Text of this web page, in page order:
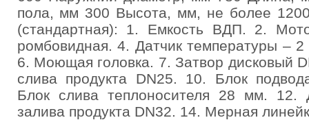
пола, мм 300 Высота, мм, не более
(стандартная): 1. Емкость ВДП. 2.
ромбовидная. 4. Датчик температуры –
6. Моющая головка. 7. Затвор дисковый
слива продукта DN25. 10. Блок
Блок слива теплоносителя 28 мм. 12.
залива продукта DN32. 14. Мерная